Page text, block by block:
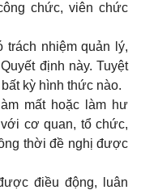
chức, viên chức
trách nhiệm quản lý,
định này. Tuyệt
kỳ hình thức nào.
mất hoặc làm hư
cơ quan, tổ chức,
thời đề nghị được
điều động, luân